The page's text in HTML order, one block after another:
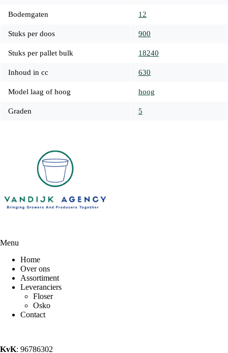
Bodemgaten 12
Stuks per doos 900
Stuks per pallet bulk 18240
Inhoud in cc 630
Model laag of hoog hoog
Graden 5
Menu
Home
Over ons
Assortiment
Leveranciers
Floser
Osko
Contact
KvK: 96786302